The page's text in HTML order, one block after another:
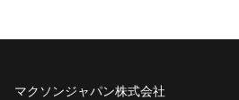
マクソンジャパン株式会社